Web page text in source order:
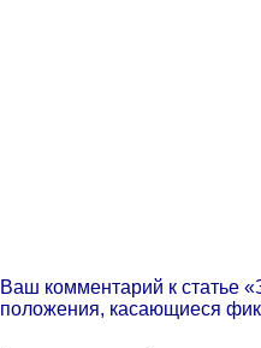
Ваш комментарий к статье
положения, касающиеся